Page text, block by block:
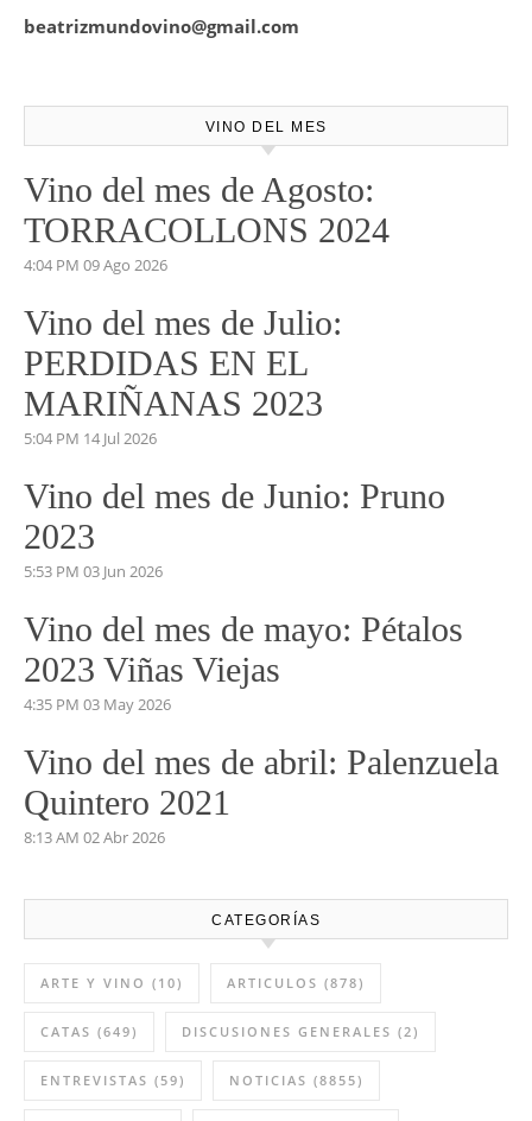
beatrizmundovino@gmail.com
VINO DEL MES
Vino del mes de Agosto:
TORRACOLLONS 2024
4:04 PM 09 Ago 2026
Vino del mes de Julio:
PERDIDAS EN EL
MARIÑANAS 2023
5:04 PM 14 Jul 2026
Vino del mes de Junio: Pruno
2023
5:53 PM 03 Jun 2026
Vino del mes de mayo: Pétalos
2023 Viñas Viejas
4:35 PM 03 May 2026
Vino del mes de abril: Palenzuela
Quintero 2021
8:13 AM 02 Abr 2026
CATEGORÍAS
ARTE Y VINO (10) ARTICULOS (878)
CATAS (649) DISCUSIONES GENERALES (2)
ENTREVISTAS (59) NOTICIAS (8855)